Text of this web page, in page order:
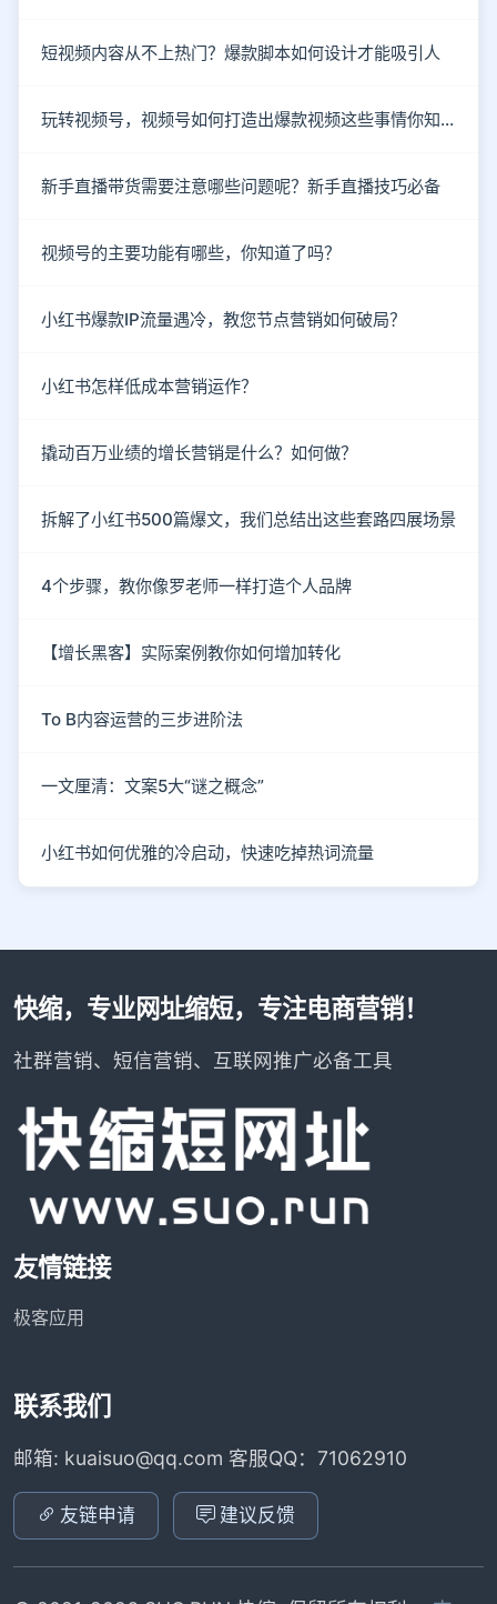
短视频内容从不上热门？爆款脚本如何设计才能吸引人
玩转视频号，视频号如何打造出爆款视频这些事情你知道了吗？
新手直播带货需要注意哪些问题呢？新手直播技巧必备
视频号的主要功能有哪些，你知道了吗？
小红书爆款IP流量遇冷，教您节点营销如何破局？
小红书怎样低成本营销运作？
撬动百万业绩的增长营销是什么？如何做？
拆解了小红书500篇爆文，我们总结出这些套路四展场景
4个步骤，教你像罗老师一样打造个人品牌
【增长黑客】实际案例教你如何增加转化
To B内容运营的三步进阶法
一文厘清：文案5大“谜之概念”
小红书如何优雅的冷启动，快速吃掉热词流量
快缩，专业网址缩短，专注电商营销！
社群营销、短信营销、互联网推广必备工具
友情链接
极客应用
联系我们
邮箱: kuaisuo@qq.com 客服QQ：71062910
友链申请 建议反馈